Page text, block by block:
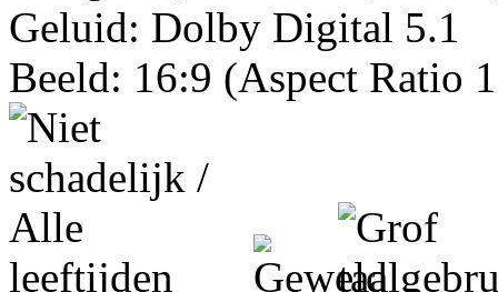
Geluid: Dolby Digital 5.1
Beeld: 16:9 (Aspect Ratio